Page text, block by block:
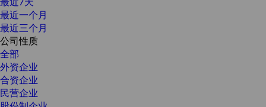
最近一个月
最近三个月
公司性质
全部
外资企业
合资企业
民营企业